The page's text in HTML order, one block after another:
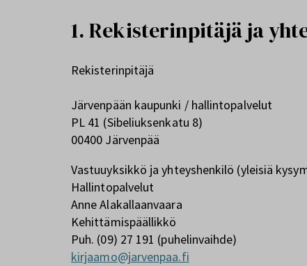
1. Rekisterinpitäjä ja
Järvenpään kaupunki / hallintopalvelut
PL 41 (Sibeliuksenkatu 8)
00400 Järvenpää
Vastuuyksikkö ja yhteyshenkilö (yleisiä
Hallintopalvelut
Anne Alakallaanvaara
Kehittämispäällikkö
Puh. (09) 27 191 (puhelinvaihde)
kirjaamo@jarvenpaa.fi